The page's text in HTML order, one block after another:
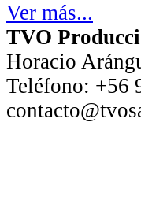
Ver más...
TVO
Horacio
Teléfono: +56